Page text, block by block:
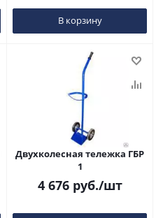
В корзину
Двухколесная тележка ГБР
1
4 676руб./шт